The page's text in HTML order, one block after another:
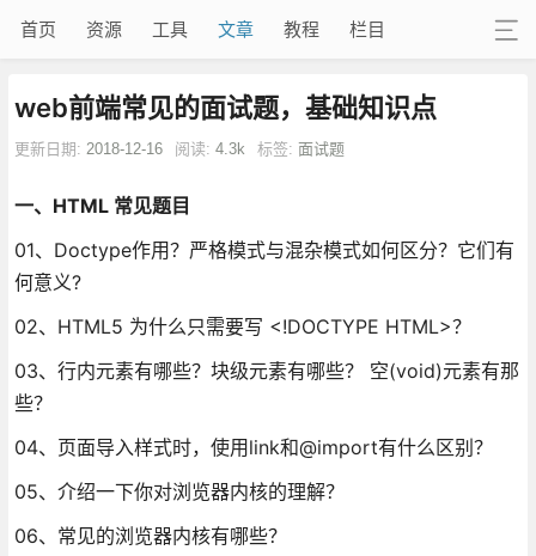
首页 资源 工具 文章 教程 栏目
web前端常见的面试题，基础知识点
更新日期: 2018-12-16 阅读: 4.3k 标签: 面试题
一、HTML 常见题目
01、Doctype作用？严格模式与混杂模式如何区分？它们有
何意义?
02、HTML5 为什么只需要写 <!DOCTYPE HTML>？
03、行内元素有哪些？块级元素有哪些？ 空(void)元素有那
些？
04、页面导入样式时，使用link和@import有什么区别？
05、介绍一下你对浏览器内核的理解？
06、常见的浏览器内核有哪些？